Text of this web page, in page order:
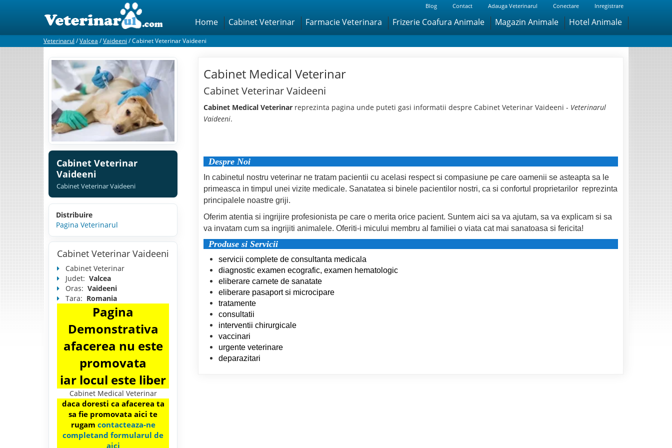
Blog Contact Adauga Veterinarul Conectare Inregistrare
Home Cabinet Veterinar Farmacie Veterinara Frizerie Coafura Animale Magazin Animale Hotel Animale
Veterinarul /Valcea /Vaideeni /Cabinet Veterinar Vaideeni
Cabinet Veterinar
Vaideeni
Cabinet Veterinar Vaideeni
Distribuire
Pagina Veterinarul
Cabinet Veterinar Vaideeni
Cabinet Veterinar
Judet: Valcea
Oras: Vaideeni
Tara: Romania
Pagina
Demonstrativa
afacerea nu este
promovata
iar locul este liber
Cabinet Medical Veterinar
daca doresti ca afacerea ta
sa fie promovata aici te
rugam contacteaza-ne
completand formularul de
aici
Cabinet Medical Veterinar
Cabinet Veterinar Vaideeni
Cabinet Medical Veterinar reprezinta pagina unde puteti gasi informatii despre Cabinet Veterinar Vaideeni - Veterinarul
Vaideeni.
Despre Noi
In cabinetul nostru veterinar ne tratam pacientii cu acelasi respect si compasiune pe care oamenii se asteapta sa le
primeasca in timpul unei vizite medicale. Sanatatea si binele pacientilor nostri, ca si confortul proprietarilor reprezinta
principalele noastre griji.
Oferim atentia si ingrijire profesionista pe care o merita orice pacient. Suntem aici sa va ajutam, sa va explicam si sa
va invatam cum sa ingrijiti animalele. Oferiti-i micului membru al familiei o viata cat mai sanatoasa si fericita!
Produse si Servicii
servicii complete de consultanta medicala
diagnostic examen ecografic, examen hematologic
eliberare carnete de sanatate
eliberare pasaport si microcipare
tratamente
consultatii
interventii chirurgicale
vaccinari
urgente veterinare
deparazitari